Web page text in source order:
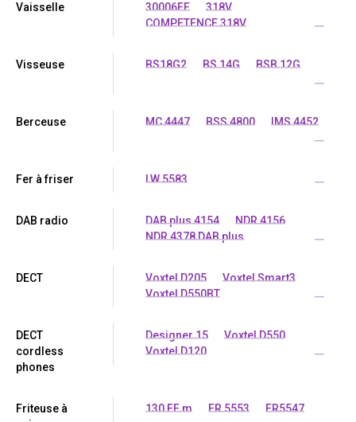
Vaisselle 30006FF
318V
COMPETENCE 318V
...
Visseuse BS18G2 BS 14G
BSB 12G
...
Berceuse MC 4447 BSS 4800
IMS 4452
...
Fer à friser LW 5583 ...
DAB radio DAB plus 4154
NDR 4156
NDR 4378 DAB plus
...
DECT Voxtel D205
Voxtel Smart3
Voxtel D550BT
...
DECT
cordless
phones
Designer 15
Voxtel D550
Voxtel D120
...
Friteuse à
130 FF m FR 5553
FR5547